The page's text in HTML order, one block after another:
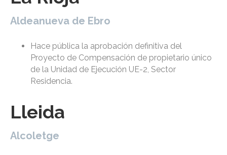
Aldeanueva de Ebro
Hace pública la aprobación definitiva del
Proyecto de Compensación de propietario único
de la Unidad de Ejecución UE-2, Sector
Residencia.
Lleida
Alcoletge